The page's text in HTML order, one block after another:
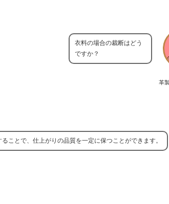
革
衣料の場合の裁断はどう
ですか？
ことで、仕上がりの品質を一定に保つことができます。